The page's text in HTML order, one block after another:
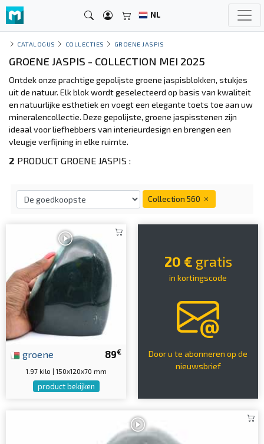
NL
CATALOGUS COLLECTIES GROENE JASPIS
GROENE JASPIS - COLLECTION MEI 2025
Ontdek onze prachtige gepolijste groene jaspisblokken, stukjes
uit de natuur. Elk blok wordt geselecteerd op basis van kwaliteit
en natuurlijke esthetiek en voegt een elegante toets toe aan uw
mineralencollectie. Deze gepolijste, groene jaspisstenen zijn
ideaal voor liefhebbers van interieurdesign en brengen een
vleugje verfijning in elke ruimte.
2 PRODUCT GROENE JASPIS :
Collection 560
89€
groene
1.97 kilo | 150x120x70 mm
product bekijken
20 € gratis
in kortingscode
Door u te abonneren op de
nieuwsbrief